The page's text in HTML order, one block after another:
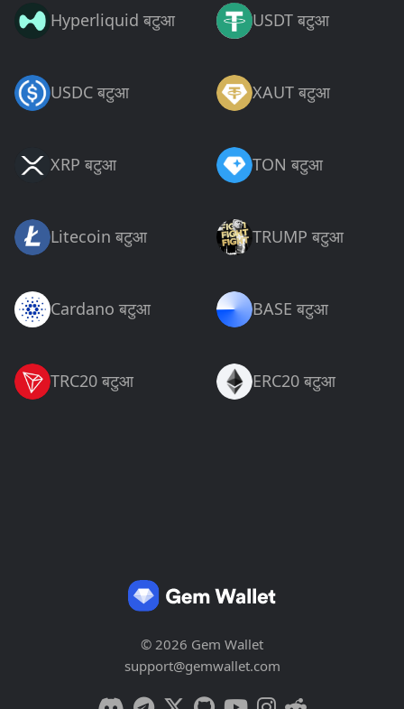
Hyperliquid बटुआ USDT बटुआ
USDC बटुआ XAUT बटुआ
XRP बटुआ TON बटुआ
Litecoin बटुआ TRUMP बटुआ
Cardano बटुआ BASE बटुआ
TRC20 बटुआ ERC20 बटुआ
© 2026 Gem Wallet
support@gemwallet.com